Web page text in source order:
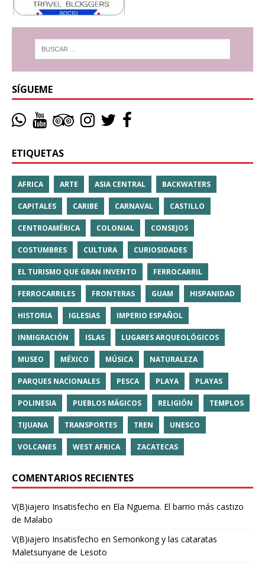
SÍGUEME
ETIQUETAS
AFRICA ARTE ASIA CENTRAL BACKWATERS
CAPITALES CARIBE CARNAVAL CASTILLO
CENTROAMÉRICA COLONIAL CONSEJOS
COSTUMBRES CULTURA CURIOSIDADES
EL TURISMO QUE GRAN INVENTO FERROCARRIL
FERROCARRILES FRONTERAS GUAM HISPANIDAD
HISTORIA IGLESIAS IMPERIO ESPAÑOL
INMIGRACIÓN ISLAS LUGARES ARQUEOLÓGICOS
MUSEO MÉXICO MÚSICA NATURALEZA
PARQUES NACIONALES PESCA PLAYA PLAYAS
POLINESIA PUEBLOS MÁGICOS RELIGIÓN TEMPLOS
TIJUANA TRANSPORTES TREN UNESCO
VOLCANES WEST AFRICA ZACATECAS
COMENTARIOS RECIENTES
V(B)iajero Insatisfecho en Ela Nguema. El barrio más castizo
de Malabo
V(B)iajero Insatisfecho en Semonkong y las cataratas
Maletsunyane de Lesoto